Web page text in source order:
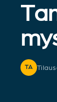
TA